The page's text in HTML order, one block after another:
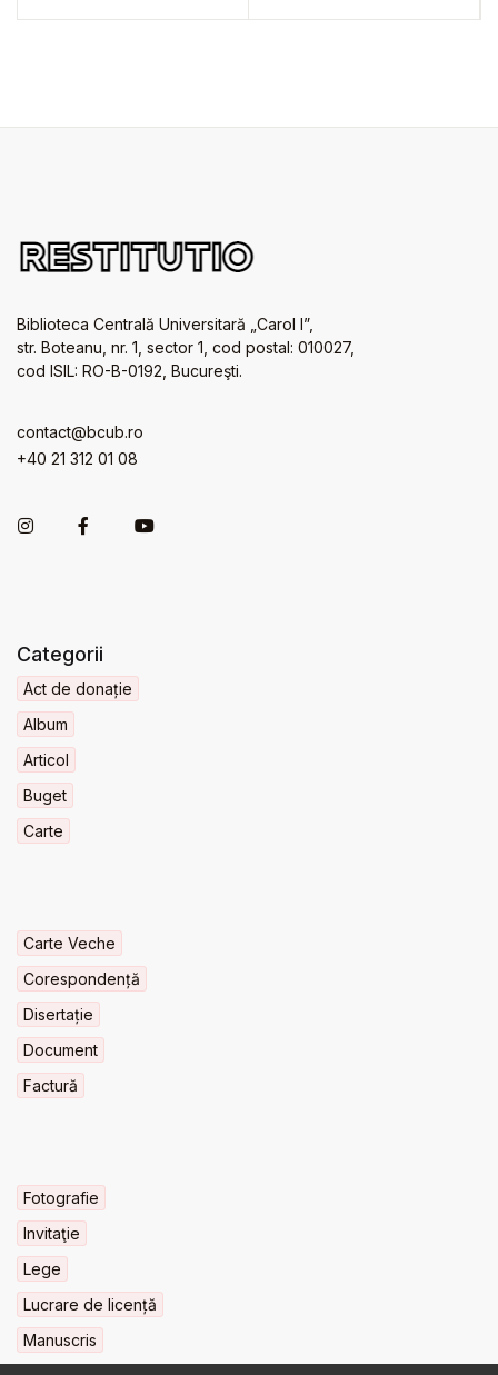
Biblioteca Centrală Universitară „Carol I”,
str. Boteanu, nr. 1, sector 1, cod postal: 010027,
cod ISIL: RO-B-0192, Bucureşti.
contact@bcub.ro
+40 21 312 01 08
Categorii
Act de donație
Album
Articol
Buget
Carte
Carte Veche
Corespondență
Disertație
Document
Factură
Fotografie
Invitaţie
Lege
Lucrare de licență
Manuscris